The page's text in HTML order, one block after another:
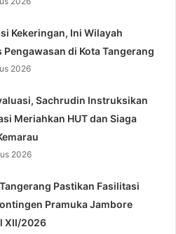
Kekeringan, Ini Wilayah
Pengawasan di Kota Tangerang
2026
Sachrudin Instruksikan
Meriahkan HUT dan Siaga
2026
Pastikan Fasilitasi
Pramuka Jambore
XII/2026